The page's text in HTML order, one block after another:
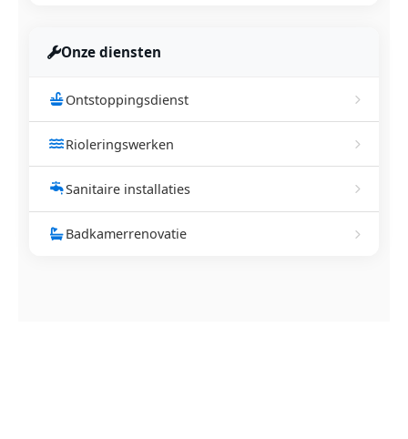
Onze diensten
Ontstoppingsdienst
Rioleringswerken
Sanitaire installaties
Badkamerrenovatie